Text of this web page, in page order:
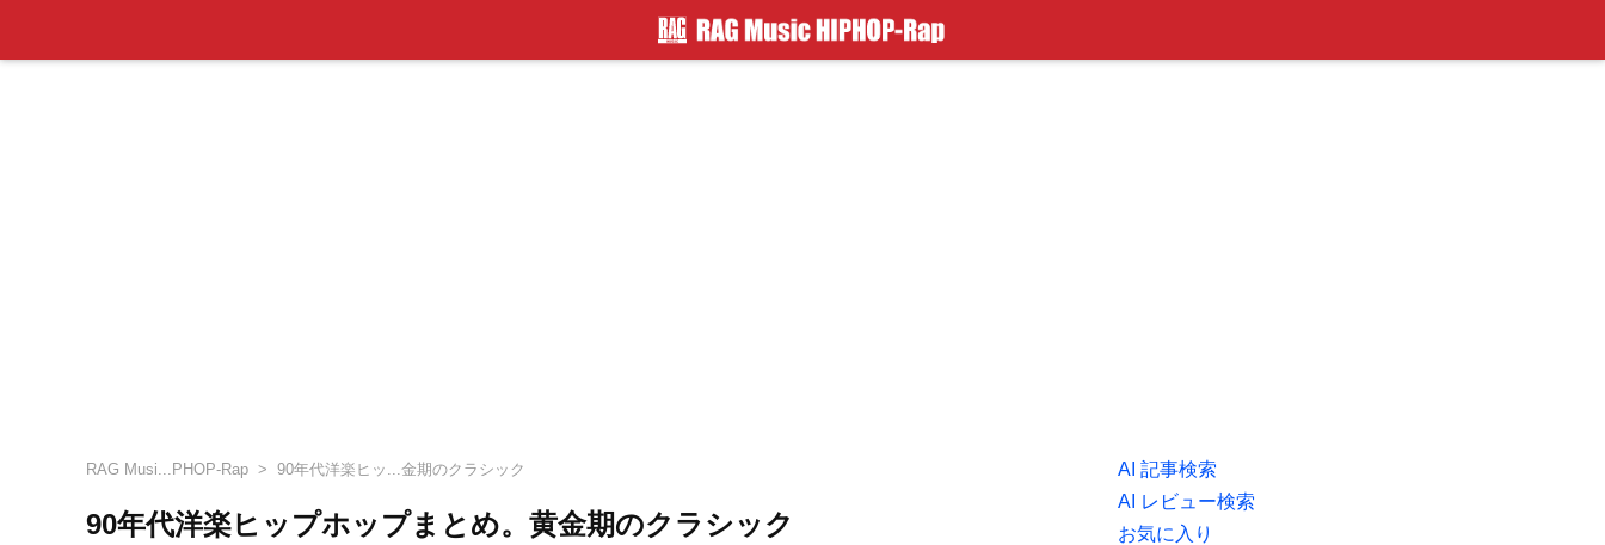
RAG Musi...PHOP-Rap 90年代洋楽ヒッ...金期のクラシック
90年代洋楽ヒップホップまとめ。黄金期のクラシック
AI 記事検索
AI レビュー検索
お気に入り